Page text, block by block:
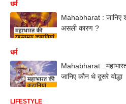
धर्म
Mahabharat : जानिए
असली कारण ?
धर्म
Mahabharat :
जानिए कौन थे दूसरे योद्धा
LIFESTYLE